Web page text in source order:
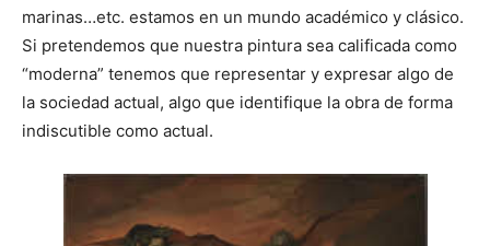
marinas…etc. estamos en un mundo académico y clásico.
Si pretendemos que nuestra pintura sea calificada como
“moderna” tenemos que representar y expresar algo de
la sociedad actual, algo que identifique la obra de forma
indiscutible como actual.